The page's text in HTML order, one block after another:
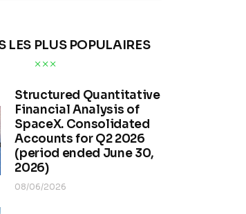
LES PLUS POPULAIRES
Structured Quantitative
Financial Analysis of
SpaceX. Consolidated
Accounts for Q2 2026
(period ended June 30,
2026)
08/06/2026